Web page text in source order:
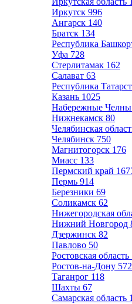
Иркутск 996
Ангарск 140
Братск 134
Республика
Уфа 728
Стерлитамак 162
Салават 63
Республика
Казань 1025
Набережные Челны
Нижнекамск 80
Челябинская
Челябинск 750
Магнитогорск 176
Миасс 133
Пермский край
Пермь 914
Березники 69
Соликамск 62
Нижегородская
Нижний Новгород
Дзержинск 82
Павлово 50
Ростовская область
Ростов-на-Дону 572
Таганрог 118
Шахты 67
Самарская область